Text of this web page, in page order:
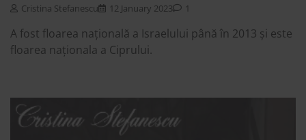
Cristina Stefanescu 12 January 2023 1
A fost floarea națională a Israelului până în 2013 și este
floarea naționala a Ciprului.